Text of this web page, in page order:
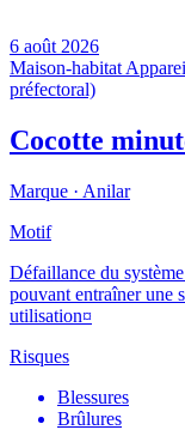
6 août 2026
Maison-habitat
préfectoral)
Cocotte
Marque · Anilar
Motif
Défaillance du
pouvant entraîner une
utilisation¤
Risques
Blessures
Brûlures